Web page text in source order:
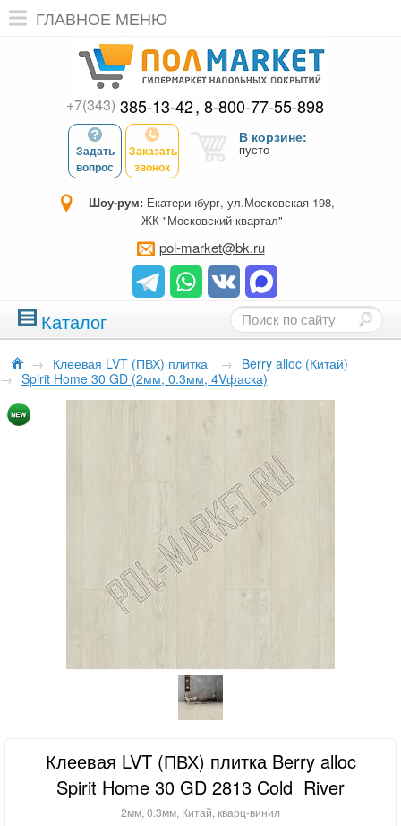
ГЛАВНОЕ МЕНЮ
+7(343) 385-13-42 8-800-77-55-898
Задать
вопрос
Заказать
звонок
В корзине:
пусто
Шоу-рум: Екатеринбург, ул.Московская 198,
ЖК "Московский квартал"
pol-market@bk.ru
Каталог
→ Клеевая LVT (ПВХ) плитка → Berry alloc (Китай)
→ Spirit Home 30 GD (2мм, 0.3мм, 4Vфаска)
Клеевая LVT (ПВХ) плитка Berry alloc
Spirit Home 30 GD 2813 Cold River
2мм, 0.3мм, Китай, кварц-винил